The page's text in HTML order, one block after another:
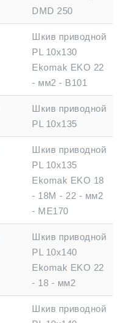
DMD 250
Шкив приводной
PL 10x130
Ekomak EKO 22
- мм2 - B101
Шкив приводной
PL 10x135
Шкив приводной
PL 10x135
Ekomak EKO 18
- 18M - 22 - мм2
- ME170
Шкив приводной
PL 10x140
Ekomak EKO 22
- 18 - мм2
Шкив приводной